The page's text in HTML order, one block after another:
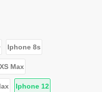
Iphone 8s
Max
Iphone 12